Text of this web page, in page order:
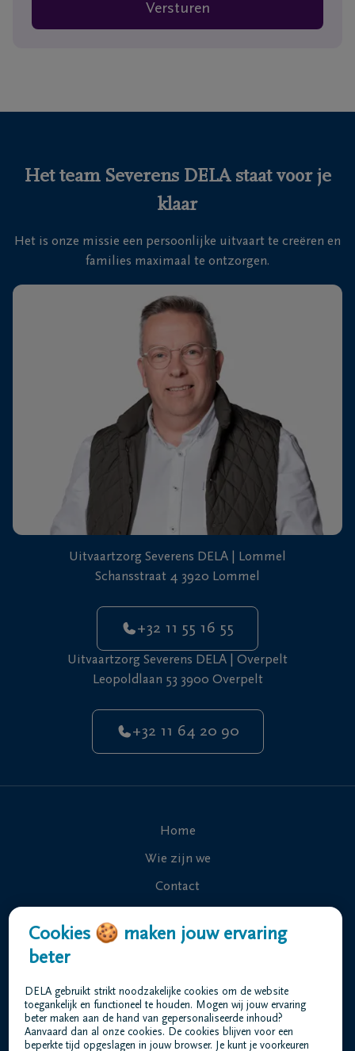
Versturen
Het team Severens DELA staat voor je
klaar
Het is onze missie een persoonlijke uitvaart te creëren en
families maximaal te ontzorgen.
Uitvaartzorg Severens DELA | Lommel
Schansstraat 4 3920 Lommel
+32 11 55 16 55
Uitvaartzorg Severens DELA | Overpelt
Leopoldlaan 53 3900 Overpelt
+32 11 64 20 90
Home
Wie zijn we
Contact
Overlijdensberichten
Veelgestelde vragen
Cookies 🍪 maken jouw ervaring
beter
DELA gebruikt strikt noodzakelijke cookies om de website
toegankelijk en functioneel te houden. Mogen wij jouw ervaring
beter maken aan de hand van gepersonaliseerde inhoud?
Aanvaard dan al onze cookies. De cookies blijven voor een
beperkte tijd opgeslagen in jouw browser. Je kunt je voorkeuren